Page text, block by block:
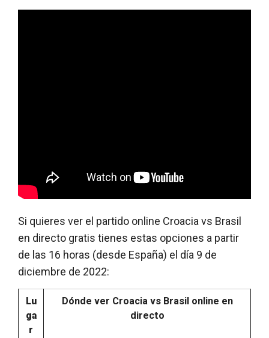
Si quieres ver el partido online Croacia vs Brasil
en directo gratis tienes estas opciones a partir
de las 16 horas (desde España) el día 9 de
diciembre de 2022:
Lu
ga
r
Dónde ver Croacia vs Brasil online en
directo